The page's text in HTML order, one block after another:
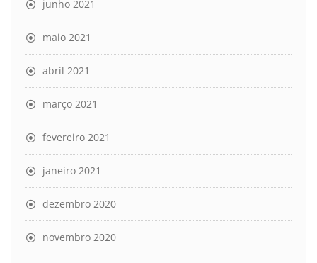
junho 2021
maio 2021
abril 2021
março 2021
fevereiro 2021
janeiro 2021
dezembro 2020
novembro 2020